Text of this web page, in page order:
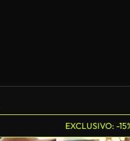
EXCLUSIVO: -